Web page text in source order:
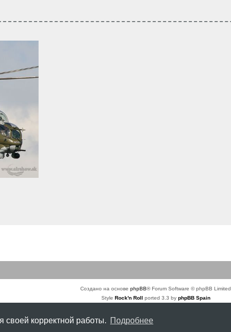
своей корректной работы. Подробнее
Создано на основеphpBB® Forum Software © phpBB Limited
Style Rock'n Roll ported 3.3 by phpBB Spain
Конфиденциальность